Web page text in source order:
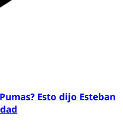
Esto dijo Esteban